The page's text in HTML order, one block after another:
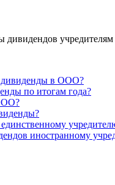
дивидендов
дивиденды в ООО?
по итогам года?
иностранному